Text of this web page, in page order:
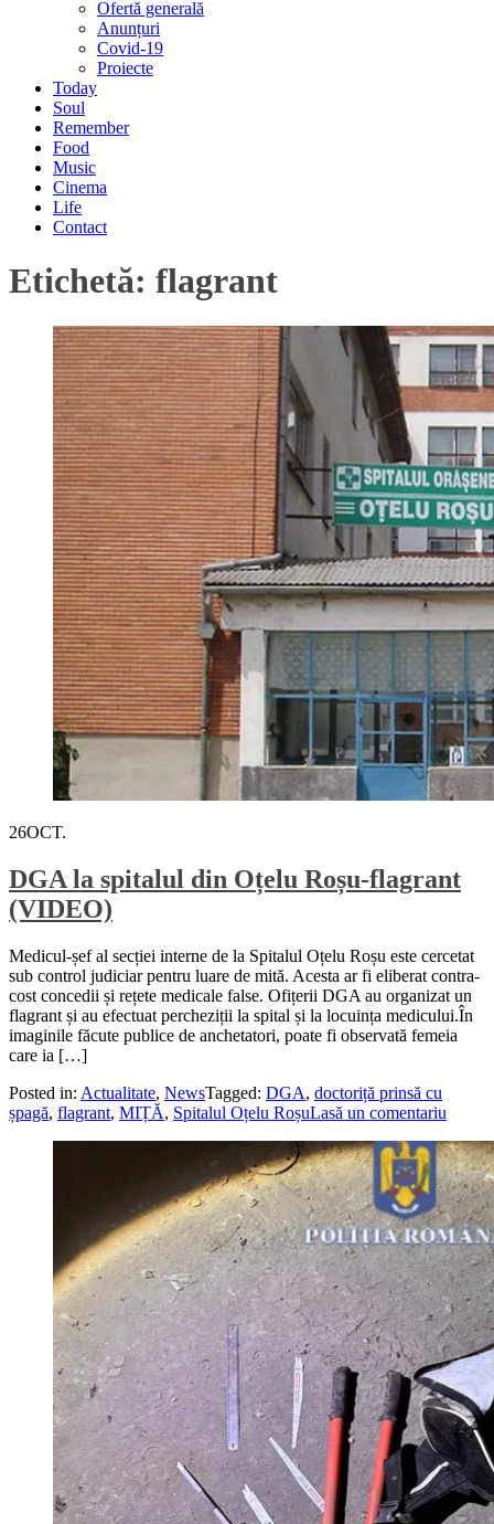
Ofertă generală
Anunțuri
Covid-19
Proiecte
Today
Soul
Remember
Food
Music
Cinema
Life
Contact
Etichetă: flagrant
26OCT.
DGA la spitalul din Oțelu Roșu-flagrant
(VIDEO)
Medicul-șef al secției interne de la Spitalul Oțelu Roșu este cercetat
sub control judiciar pentru luare de mită. Acesta ar fi eliberat contra-
cost concedii și rețete medicale false. Ofițerii DGA au organizat un
flagrant și au efectuat percheziții la spital și la locuința medicului.În
imaginile făcute publice de anchetatori, poate fi observată femeia
care ia […]
Posted in: Actualitate, NewsTagged: DGA, doctoriță prinsă cu
șpagă, flagrant, MIȚĂ, Spitalul Oțelu RoșuLasă un comentariu